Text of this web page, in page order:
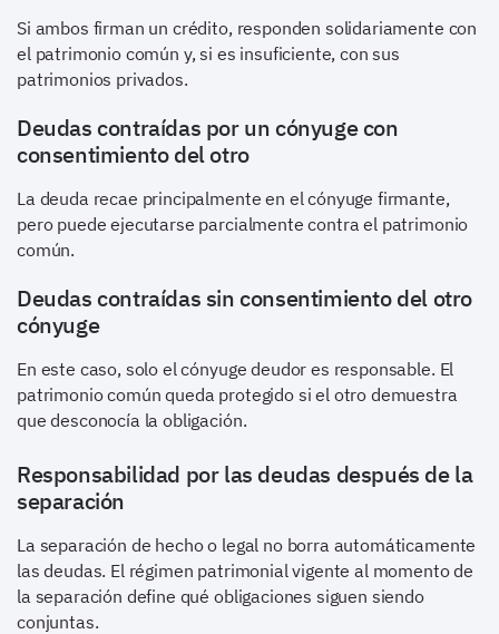
Si ambos firman un crédito, responden solidariamente con
el patrimonio común y, si es insuficiente, con sus
patrimonios privados.
Deudas contraídas por un cónyuge con
consentimiento del otro
La deuda recae principalmente en el cónyuge firmante,
pero puede ejecutarse parcialmente contra el patrimonio
común.
Deudas contraídas sin consentimiento del otro
cónyuge
En este caso, solo el cónyuge deudor es responsable. El
patrimonio común queda protegido si el otro demuestra
que desconocía la obligación.
Responsabilidad por las deudas después de la
separación
La separación de hecho o legal no borra automáticamente
las deudas. El régimen patrimonial vigente al momento de
la separación define qué obligaciones siguen siendo
conjuntas.